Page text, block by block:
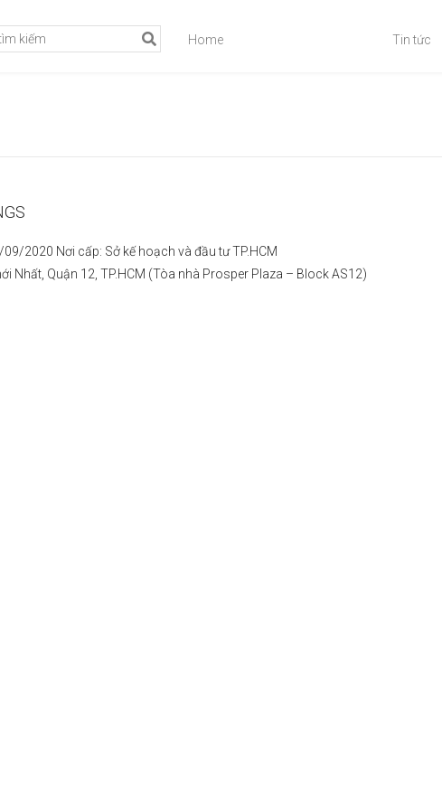
Home Tin tức
2020 Nơi cấp: Sở kế hoạch và đầu tư TP.HCM
Nhất, Quận 12, TP.HCM (Tòa nhà Prosper Plaza – Block AS12)